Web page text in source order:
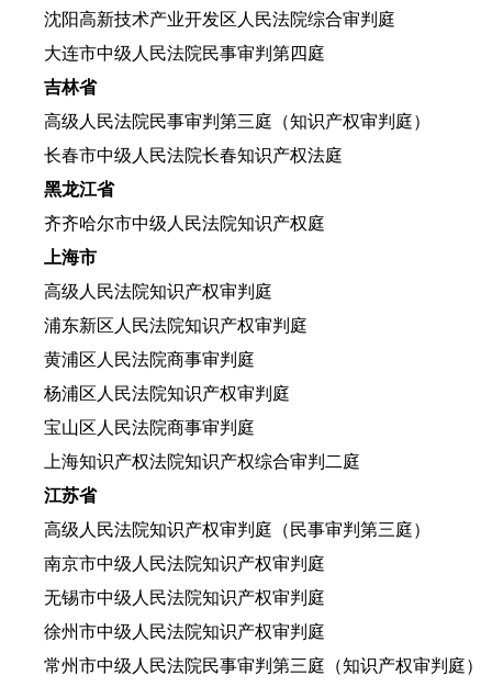
沈阳高新技术产业开发区人民法院综合审判庭
大连市中级人民法院民事审判第四庭
吉林省
高级人民法院民事审判第三庭（知识产权审判庭）
长春市中级人民法院长春知识产权法庭
黑龙江省
齐齐哈尔市中级人民法院知识产权庭
上海市
高级人民法院知识产权审判庭
浦东新区人民法院知识产权审判庭
黄浦区人民法院商事审判庭
杨浦区人民法院知识产权审判庭
宝山区人民法院商事审判庭
上海知识产权法院知识产权综合审判二庭
江苏省
高级人民法院知识产权审判庭（民事审判第三庭）
南京市中级人民法院知识产权审判庭
无锡市中级人民法院知识产权审判庭
徐州市中级人民法院知识产权审判庭
常州市中级人民法院民事审判第三庭（知识产权审判庭）